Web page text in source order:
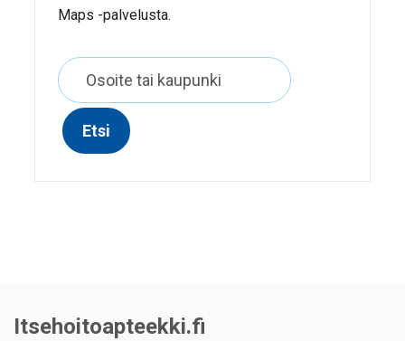
Maps -palvelusta.
Etsi
Itsehoitoapteekki.fi